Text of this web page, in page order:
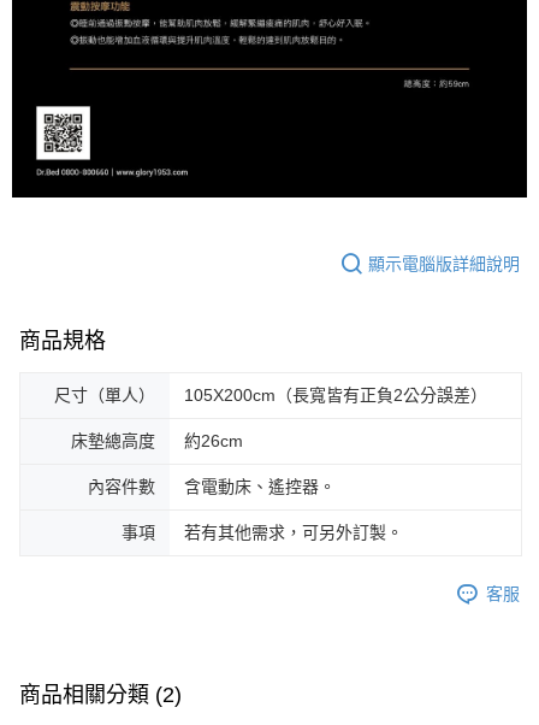
顯示電腦版詳細說明
商品規格
尺寸（單人） 105X200cm（長寬皆有正負2公分誤差）
床墊總高度 約26cm
內容件數 含電動床、遙控器。
事項 若有其他需求，可另外訂製。
客服
商品相關分類 (2)